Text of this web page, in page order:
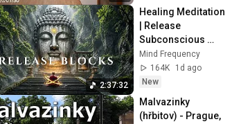
2:37:32
Healing Meditation
| Release
Subconscious
Blocks, Cleanse
Negative Energy &
Restore Inner
Peace
Mind Frequency
164K
1d ago
New
Malvazinky
(hřbitov) - Prague,